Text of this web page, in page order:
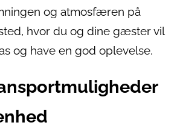
og atmosfæren på
hvor du og dine gæster vil
og have en god oplevelse.